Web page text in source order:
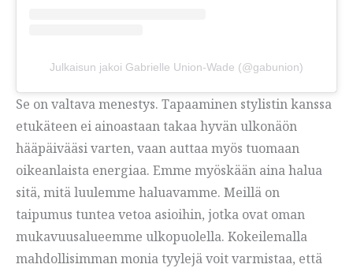
Julkaisun jakoi Gabrielle Union-Wade (@gabunion)
Se on valtava menestys. Tapaaminen stylistin kanssa
etukäteen ei ainoastaan takaa hyvän ulkonäön
hääpäivääsi varten, vaan auttaa myös tuomaan
oikeanlaista energiaa. Emme myöskään aina halua
sitä, mitä luulemme haluavamme. Meillä on
taipumus tuntea vetoa asioihin, jotka ovat oman
mukavuusalueemme ulkopuolella. Kokeilemalla
mahdollisimman monia tyylejä voit varmistaa, että